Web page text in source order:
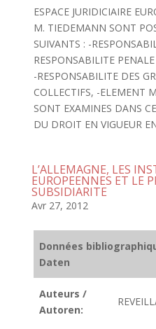
ESPACE JURIDICIAIRE
M. TIEDEMANN SONT
SUIVANTS : -
RESPONSABILITE
-RESPONSABILITE DES
COLLECTIFS, -ELEMENT
SONT EXAMINES DANS
DU DROIT EN VIGUEUR
L’ALLEMAGNE, LES
EUROPEENNES ET LE
SUBSIDIARITE
Avr 27, 2012
Données
Daten
Auteurs /
Autoren: